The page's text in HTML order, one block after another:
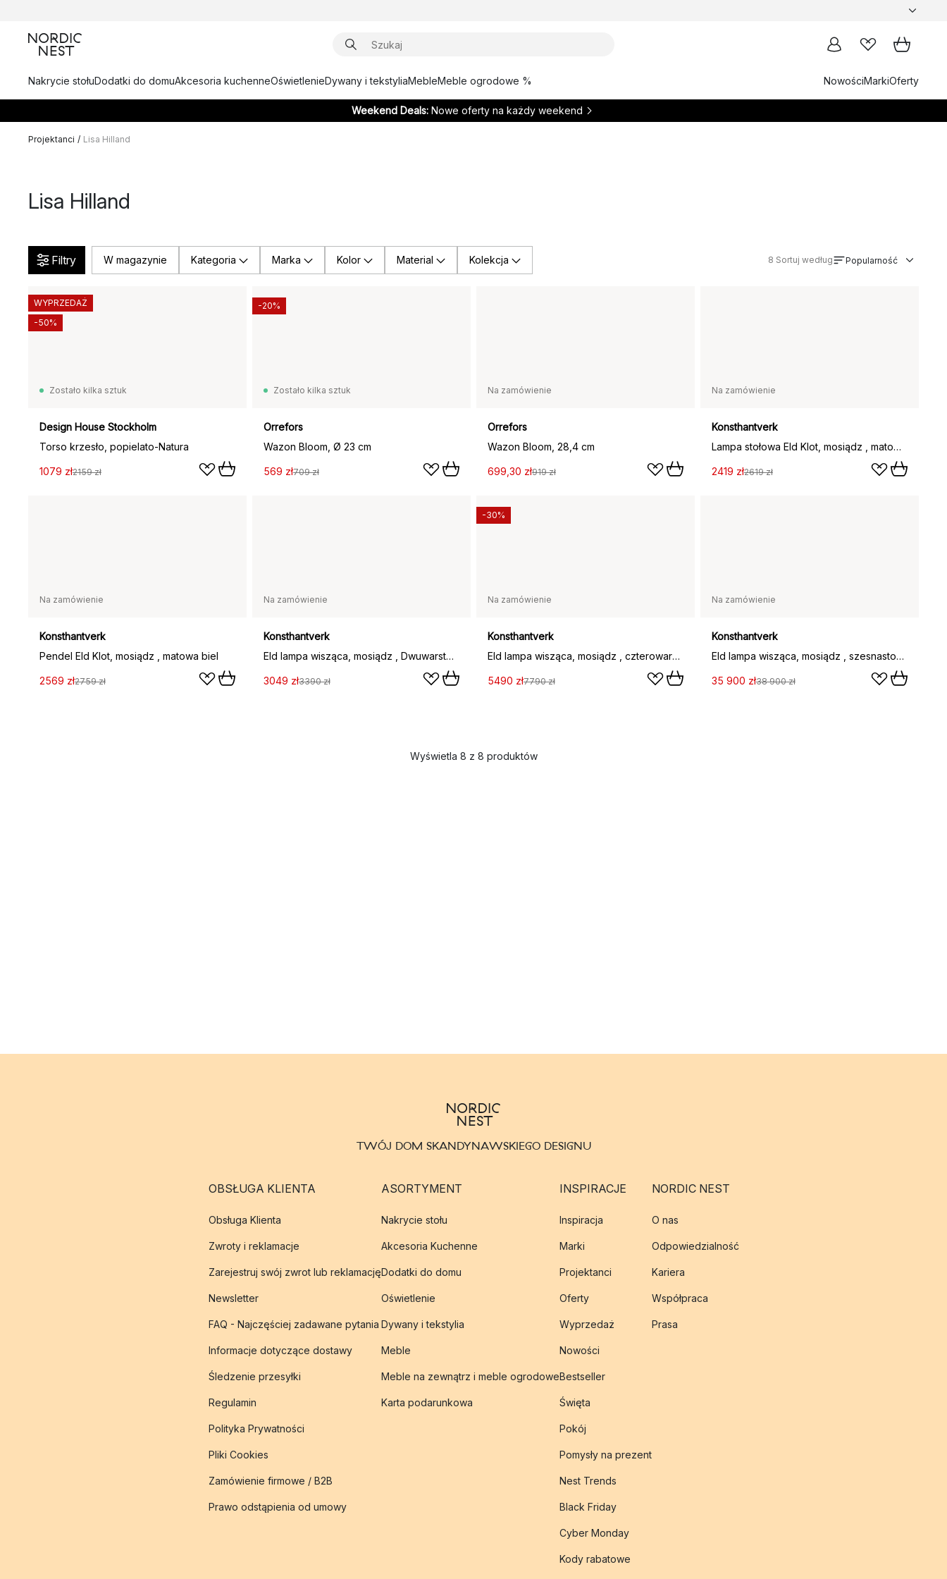
Nakrycie stołuDodatki do domuAkcesoria kuchenneOświetlenieDywany i tekstyliaMebleMeble ogrodowe % NowościMarkiOferty
Weekend Deals: Nowe oferty na każdy weekend
Projektanci / Lisa Hilland
Lisa Hilland
Filtry W magazynie Kategoria Marka Kolor Material Kolekcja 8 Sortuj według Popularność
Zostało kilka sztuk
Design House Stockholm
Torso krzesło, popielato-Natura
1079 zł2159 zł
WYPRZEDAŻ
-50%
Zostało kilka sztuk
Orrefors
Wazon Bloom, Ø 23 cm
569 zł709 zł
-20%
Na zamówienie
Orrefors
Wazon Bloom, 28,4 cm
699,30 zł919 zł
Na zamówienie
Konsthantverk
Lampa stołowa Eld Klot, mosiądz , matowa biel
2419 zł2619 zł
Na zamówienie
Konsthantverk
Pendel Eld Klot, mosiądz , matowa biel
2569 zł2759 zł
Na zamówienie
Konsthantverk
Eld lampa wisząca, mosiądz , Dwuwarstwowy
3049 zł3390 zł
Na zamówienie
Konsthantverk
Eld lampa wisząca, mosiądz , czterowarstwowy
5490 zł7790 zł
-30%
Na zamówienie
Konsthantverk
Eld lampa wisząca, mosiądz , szesnastowarstwowy
35 900 zł38 900 zł
Wyświetla 8 z 8 produktów
TWÓJ DOM SKANDYNAWSKIEGO DESIGNU
OBSŁUGA KLIENTA
Obsługa Klienta
Zwroty i reklamacje
Zarejestruj swój zwrot lub reklamację
Newsletter
FAQ - Najczęściej zadawane pytania
Informacje dotyczące dostawy
Śledzenie przesyłki
Regulamin
Polityka Prywatności
Pliki Cookies
Zamówienie firmowe / B2B
Prawo odstąpienia od umowy
ASORTYMENT
Nakrycie stołu
Akcesoria Kuchenne
Dodatki do domu
Oświetlenie
Dywany i tekstylia
Meble
Meble na zewnątrz i meble ogrodowe
Karta podarunkowa
INSPIRACJE
Inspiracja
Marki
Projektanci
Oferty
Wyprzedaż
Nowości
Bestseller
Święta
Pokój
Pomysły na prezent
Nest Trends
Black Friday
Cyber Monday
Kody rabatowe
NORDIC NEST
O nas
Odpowiedzialność
Kariera
Współpraca
Prasa